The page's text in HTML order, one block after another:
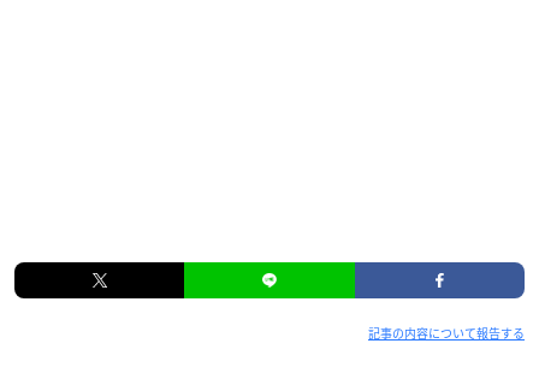
記事の内容について報告する